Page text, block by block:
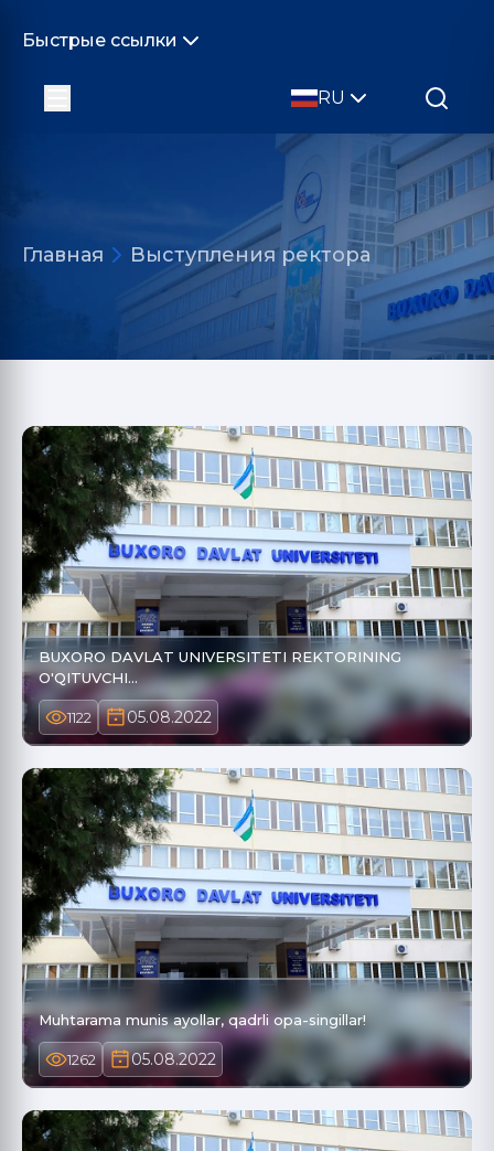
Быстрые ссылки
RU
Главная Выступления ректора
BUXORO DAVLAT UNIVERSITETI REKTORINING
O'QITUVCHI…
1122 05.08.2022
Muhtarama munis ayollar, qadrli opa-singillar!
1262 05.08.2022